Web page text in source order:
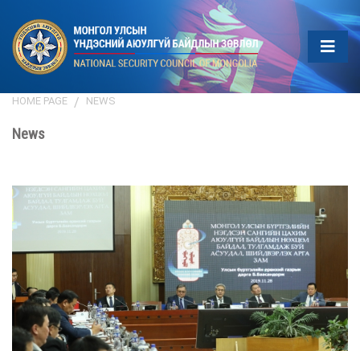
HOME PAGE NEWS
News